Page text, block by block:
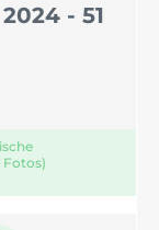
- 51
Fotos)